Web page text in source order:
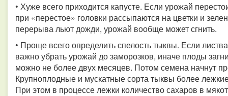
• Хуже всего приходится капусте. Если урожай
при «перестое» головки рассыпаются на цветки и
перерыва льют дожди, урожай вообще может сгнить.
• Проще всего определить спелость тыквы. Если
важно убрать урожай до заморозков, иначе плоды
можно не более двух месяцев. Потом семена начнут
Крупноплодные и мускатные сорта тыквы более
При этом в процессе лежки количество сахаров в